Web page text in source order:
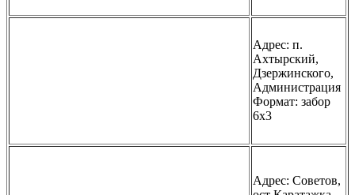
Адрес: п.
Ахтырский,
Дзержинского,
Администрация
Формат: забор
6х3
Адрес: Советов,